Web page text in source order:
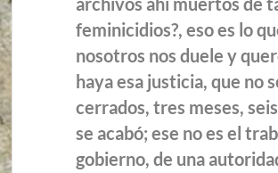
feminicidios?, eso es lo
nosotros nos duele y
haya esa justicia, que no
cerrados, tres meses,
se acabó; ese no es el
gobierno, de una